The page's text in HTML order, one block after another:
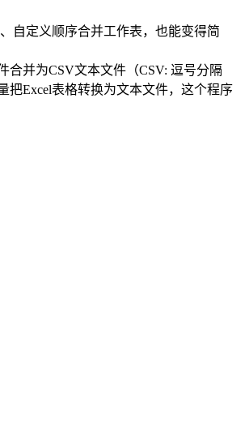
自定义顺序合并工作表，也能变得简
合并为CSV文本文件（CSV: 逗号分隔
把Excel表格转换为文本文件，这个程序